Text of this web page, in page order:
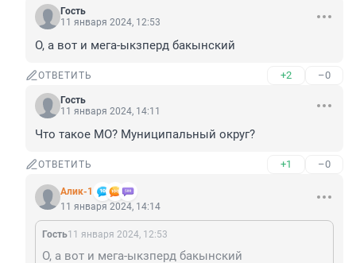
Гость
11 января 2024, 12:53
О, а вот и мега-ыкзперд бакынский
ОТВЕТИТЬ +2 –0
Гость
11 января 2024, 14:11
Что такое МО? Муниципальный округ?
ОТВЕТИТЬ +1 –0
Алик-1
11 января 2024, 14:14
Гость11 января 2024, 12:53
О, а вот и мега-ыкзперд бакынский